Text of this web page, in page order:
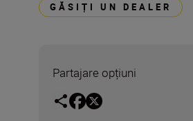
GĂSIȚI UN DEALER
Partajare opțiuni